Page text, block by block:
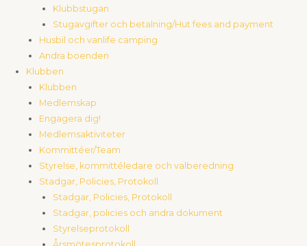
Klubbstugan
Stugavgifter och betalning/Hut fees and payment
Husbil och vanlife camping
Andra boenden
Klubben
Klubben
Medlemskap
Engagera dig!
Medlemsaktiviteter
Kommittéer/Team
Styrelse, kommittéledare och valberedning
Stadgar, Policies, Protokoll
Stadgar, Policies, Protokoll
Stadgar, policies och andra dokument
Styrelseprotokoll